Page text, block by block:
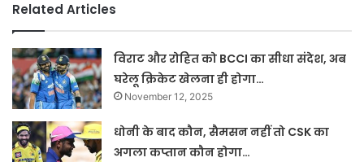
Related Articles
विराट और रोहित को BCCI का सीधा संदेश, अब
घरेलू क्रिकेट खेलना ही होगा…
November 12, 2025
धोनी के बाद कौन, सैमसन नहीं तो CSK का
अगला कप्तान कौन होगा…